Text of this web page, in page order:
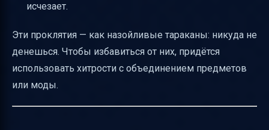
исчезает.
Эти проклятия — как назойливые тараканы: никуда не
денешься. Чтобы избавиться от них, придётся
использовать хитрости с объединением предметов
или моды.